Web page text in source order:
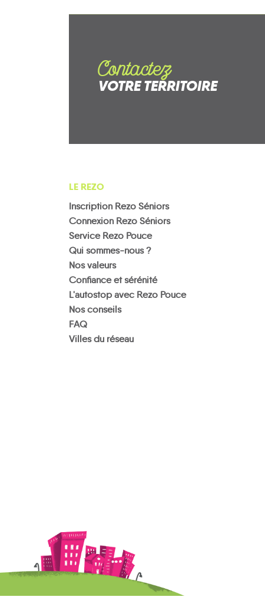
Contactez
VOTRE TERRITOIRE
LE REZO
Inscription Rezo Séniors
Connexion Rezo Séniors
Service Rezo Pouce
Qui sommes-nous ?
Nos valeurs
Confiance et sérénité
L'autostop avec Rezo Pouce
Nos conseils
FAQ
Villes du réseau